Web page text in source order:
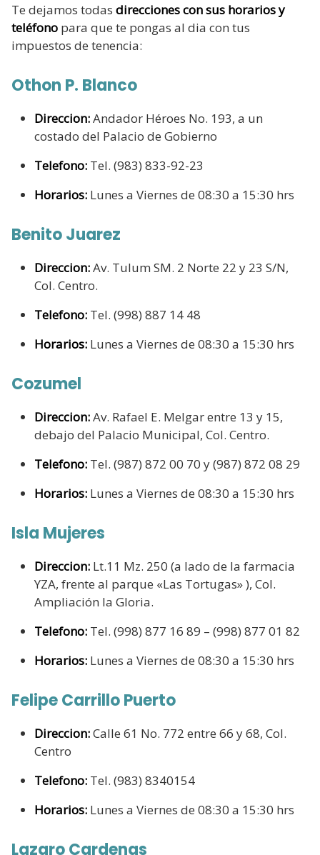
Te dejamos todas direcciones con sus horarios y
teléfono para que te pongas al dia con tus
impuestos de tenencia:
Othon P. Blanco
Direccion:Andador Héroes No. 193, a un
costado del Palacio de Gobierno
Telefono: Tel. (983) 833-92-23
Horarios: Lunes a Viernes de 08:30 a 15:30 hrs
Benito Juarez
Direccion:Av. Tulum SM. 2 Norte 22 y 23 S/N,
Col. Centro.
Telefono: Tel. (998) 887 14 48
Horarios: Lunes a Viernes de 08:30 a 15:30 hrs
Cozumel
Direccion:Av. Rafael E. Melgar entre 13 y 15,
debajo del Palacio Municipal, Col. Centro.
Telefono: Tel. (987) 872 00 70 y (987) 872 08 29
Horarios: Lunes a Viernes de 08:30 a 15:30 hrs
Isla Mujeres
Direccion: Lt.11 Mz. 250 (a lado de la farmacia
YZA, frente al parque «Las Tortugas» ), Col.
Ampliación la Gloria.
Telefono: Tel. (998) 877 16 89 – (998) 877 01 82
Horarios: Lunes a Viernes de 08:30 a 15:30 hrs
Felipe Carrillo Puerto
Direccion:Calle 61 No. 772 entre 66 y 68, Col.
Centro
Telefono: Tel. (983) 8340154
Horarios: Lunes a Viernes de 08:30 a 15:30 hrs
Lazaro Cardenas